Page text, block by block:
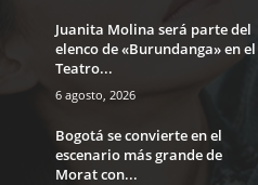
Juanita Molina será parte del
elenco de «Burundanga» en el
Teatro...
6 agosto, 2026
Bogotá se convierte en el
escenario más grande de
Morat con...